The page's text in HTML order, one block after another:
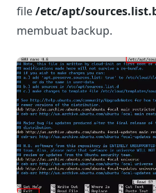
file/etc/apt/
membuat backup.